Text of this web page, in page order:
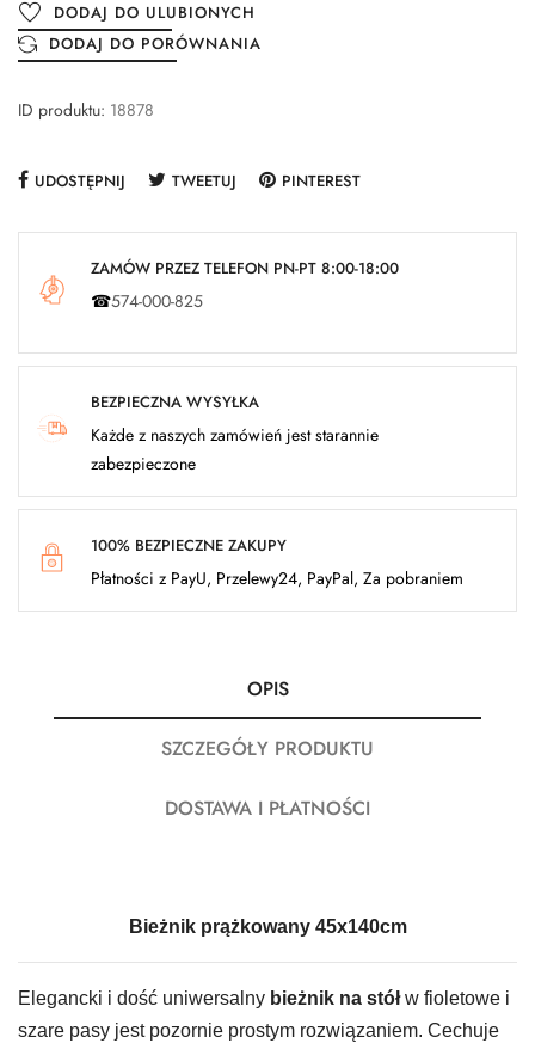
DODAJ DO ULUBIONYCH
DODAJ DO PORÓWNANIA
ID produktu: 18878
UDOSTĘPNIJ TWEETUJ PINTEREST
ZAMÓW PRZEZ TELEFON PN-PT 8:00-18:00
☎574-000-825
BEZPIECZNA WYSYŁKA
Każde z naszych zamówień jest starannie
zabezpieczone
100% BEZPIECZNE ZAKUPY
Płatności z PayU, Przelewy24, PayPal, Za pobraniem
OPIS
SZCZEGÓŁY PRODUKTU
DOSTAWA I PŁATNOŚCI
Bieżnik prążkowany 45x140cm
Elegancki i dość uniwersalny bieżnik na stółw fioletowe i
szare pasy jest pozornie prostym rozwiązaniem. Cechuje